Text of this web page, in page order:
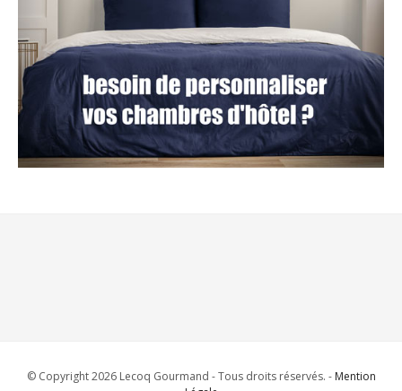
© Copyright 2026 Lecoq Gourmand - Tous droits réservés. - Mention